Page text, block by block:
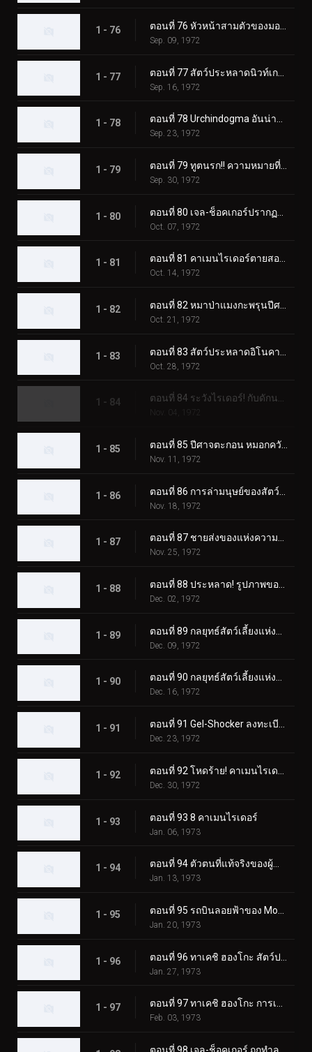
1 - 76
Sep. 09, 1972
1 - 77
Sep. 16, 1972
1 - 78 ตอนที่ 78 Urchindogma อันน่าสะพรึงกลัว + สัตว์ประหลาด Phantom
Sep. 23, 1972
1 - 79
Sep. 30, 1972
1 - 80
Oct. 07, 1972
1 - 81 ตอนที่ 81 คาเมนไรเดอร์ตายสองครั้ง!
Oct. 14, 1972
1 - 82
Oct. 21, 1972
1 - 83
Oct. 28, 1972
1 - 84 ตอนที่ 84 ระวังไรเดอร์! กับดักนรกของอิโซจินจากัวร์
Nov. 04, 1972
1 - 85
Nov. 11, 1972
1 - 86
Nov. 18, 1972
1 - 87 ตอนที่ 87 ชายส่งของแห่งความตายของเจล-ช็อคเกอร์
Nov. 25, 1972
1 - 88
Dec. 02, 1972
1 - 89
Dec. 09, 1972
1 - 90 ตอนที่ 90 กลยุทธ์สัตว์เลี้ยงแห่งความกลัว Rider SOS
Dec. 16, 1972
1 - 91
Dec. 23, 1972
1 - 92
Dec. 30, 1972
1 - 93 ตอนที่ 93 8 คาเมนไรเดอร์
Jan. 06, 1973
1 - 94 ตอนที่ 94 ตัวตนที่แท้จริงของผู้นำเจล-ช็อคเกอร์
Jan. 13, 1973
1 - 95
Jan. 20, 1973
1 - 96
Jan. 27, 1973
1 - 97 ตอนที่ 97 ทาเคชิ ฮองโกะ การเปลี่ยนแปลงที่เป็นไปไม่ได้
Feb. 03, 1973